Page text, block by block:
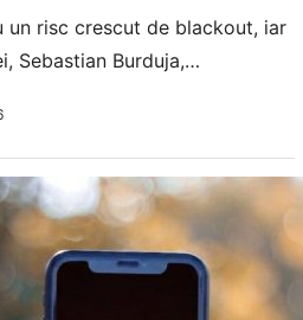
un risc crescut de blackout, iar
Sebastian Burduja,